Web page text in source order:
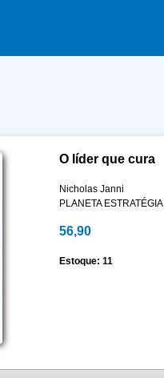
O líder que cura
Nicholas Janni
PLANETA ESTRATÉGIA
56,90
Estoque: 11